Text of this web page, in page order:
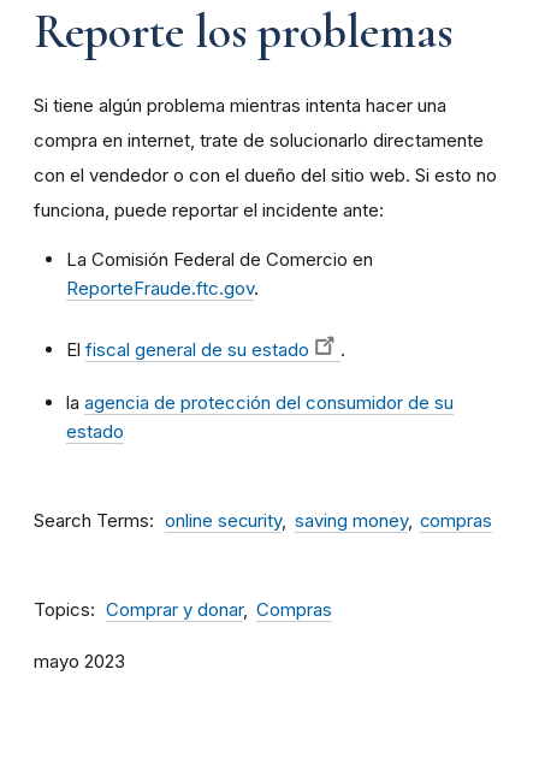
Reporte los problemas
Si tiene algún problema mientras intenta hacer una
compra en internet, trate de solucionarlo directamente
con el vendedor o con el dueño del sitio web. Si esto no
funciona, puede reportar el incidente ante:
La Comisión Federal de Comercio en
ReporteFraude.ftc.gov.
El fiscal general de su estado .
la agencia de protección del consumidor de su
estado
Search Terms online security saving money compras
Topics Comprar y donar Compras
mayo 2023